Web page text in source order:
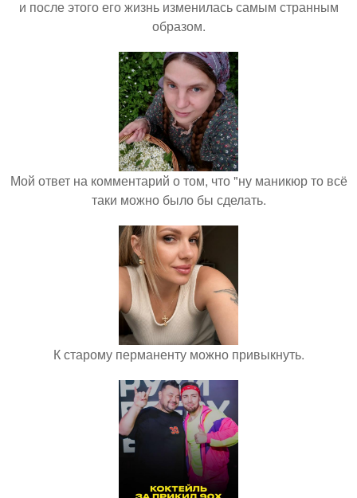
и после этого его жизнь изменилась самым странным
образом.
Мой ответ на комментарий о том, что "ну маникюр то всё
таки можно было бы сделать.
К старому перманенту можно привыкнуть.